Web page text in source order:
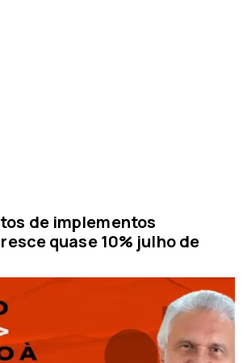
de implementos
quase 10% julho de